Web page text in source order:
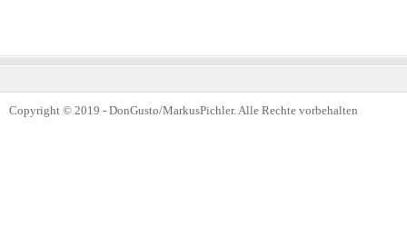
Copyright © 2019 - DonGusto/MarkusPichler. Alle Rechte vorbehalten